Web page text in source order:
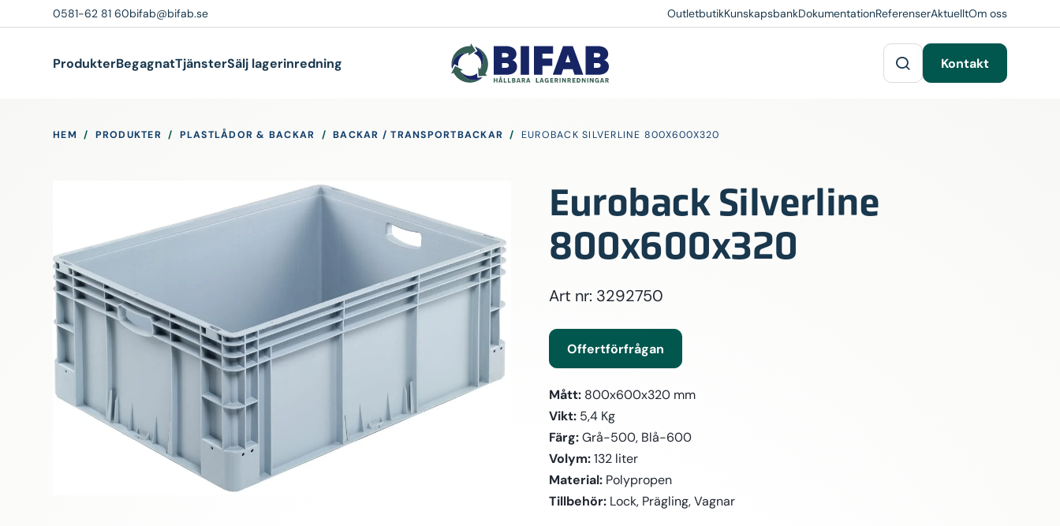
0581-62 81 60bifab@bifab.se OutletbutikKunskapsbankDokumentationReferenserAktuelltOm oss
ProdukterBegagnatTjänsterSälj lagerinredning Kontakt
HEM / PRODUKTER / PLASTLÅDOR & BACKAR / BACKAR / TRANSPORTBACKAR / EUROBACK SILVERLINE 800X600X320
Euroback Silverline
800x600x320
Art nr: 3292750
Offertförfrågan
Mått: 800x600x320 mm
Vikt: 5,4 Kg
Färg: Grå-500, Blå-600
Volym: 132 liter
Material: Polypropen
Tillbehör: Lock, Prägling, Vagnar